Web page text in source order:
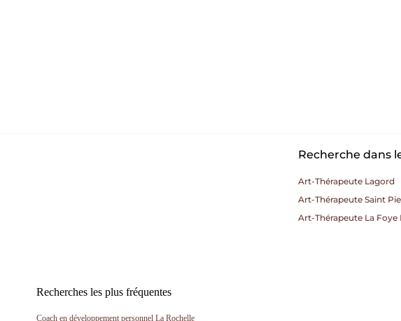
Recherche dans
Art-Thérapeute Lagord
Art-Thérapeute Saint
Art-Thérapeute La Foye
Recherches les plus fréquentes
Coach en développement personnel La Rochelle